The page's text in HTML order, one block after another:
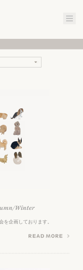
Winter
企画しております。